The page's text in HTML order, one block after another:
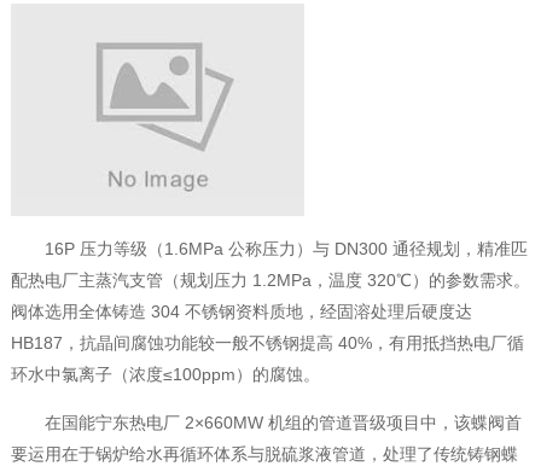
16P 压力等级（1.6MPa 公称压力）与 DN300 通径规划，精准匹
配热电厂主蒸汽支管（规划压力 1.2MPa，温度 320℃）的参数需求。
阀体选用全体铸造 304 不锈钢资料质地，经固溶处理后硬度达
HB187，抗晶间腐蚀功能较一般不锈钢提高 40%，有用抵挡热电厂循
环水中氯离子（浓度≤100ppm）的腐蚀。
在国能宁东热电厂 2×660MW 机组的管道晋级项目中，该蝶阀首
要运用在于锅炉给水再循环体系与脱硫浆液管道，处理了传统铸钢蝶